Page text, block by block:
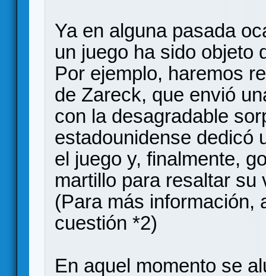
Ya en alguna pasada
un juego ha sido objeto
Por ejemplo, haremos
de Zareck, que envió
con la desagradable
estadounidense dedicó
el juego y, finalmente,
martillo para resaltar su
(Para más información,
cuestión *2)
En aquel momento se